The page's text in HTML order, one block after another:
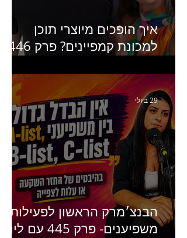
איך הופכים מיוצרי תוכן
למכונת קמפיינים? פרק 446
ומנהלת לשעבר של קהילת
היוצרים של טיקטוק
הבנצ׳מרק הראשון לפעילות
משפיענים- פרק 445 עם לינוי
29 ביולי